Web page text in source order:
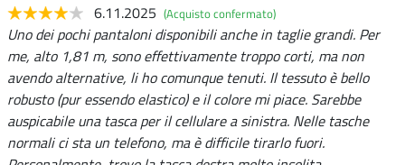
6.11.2025 (Acquisto confermato)
Uno dei pochi pantaloni disponibili anche in taglie grandi. Per
me, alto 1,81 m, sono effettivamente troppo corti, ma non
avendo alternative, li ho comunque tenuti. Il tessuto è bello
robusto (pur essendo elastico) e il colore mi piace. Sarebbe
auspicabile una tasca per il cellulare a sinistra. Nelle tasche
normali ci sta un telefono, ma è difficile tirarlo fuori.